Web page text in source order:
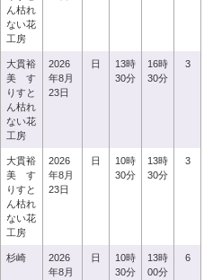
ん枯れ
ない花
工房
大貫裕
美 す
りすと
ん枯れ
ない花
工房
2026
年8月
23日
日
13時
30分
16時
30分
3
大貫裕
美 す
りすと
ん枯れ
ない花
工房
2026
年8月
23日
日
10時
30分
13時
30分
3
杉崎
2026
年8月
日
10時
30分
13時
00分
6